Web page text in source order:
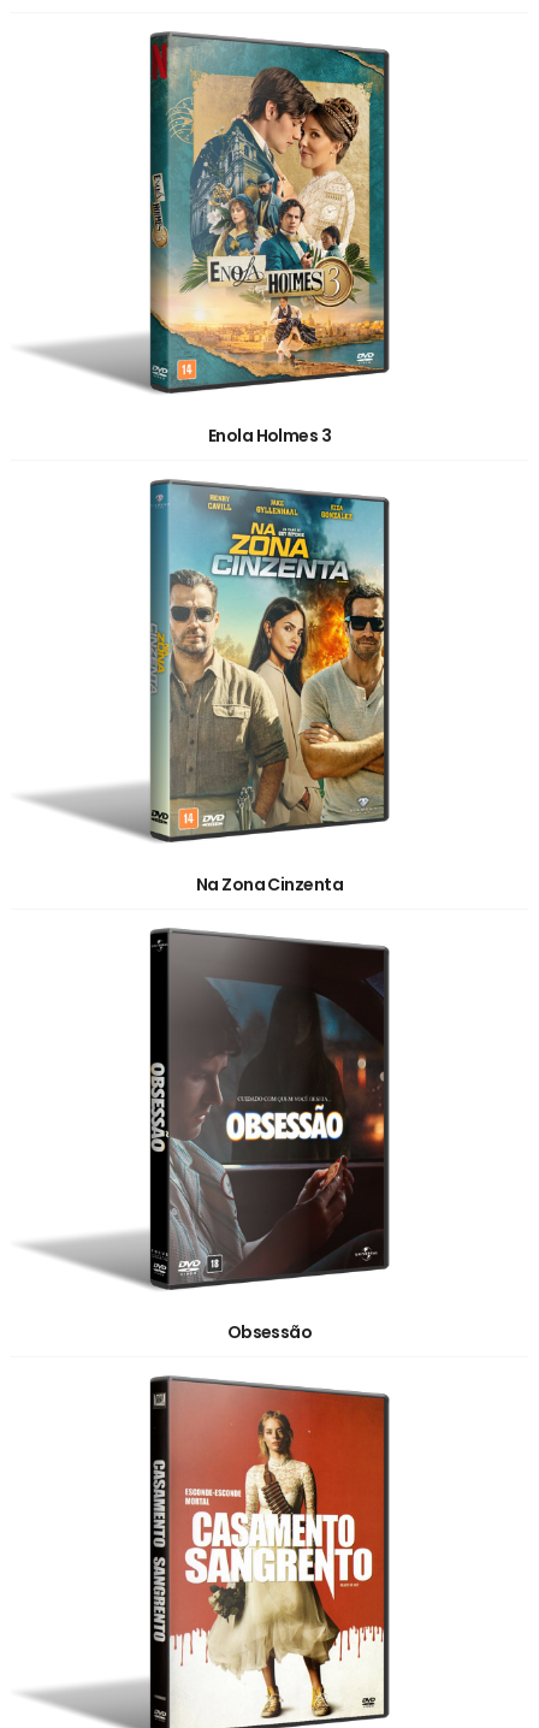
Enola Holmes 3
Na Zona Cinzenta
Obsessão